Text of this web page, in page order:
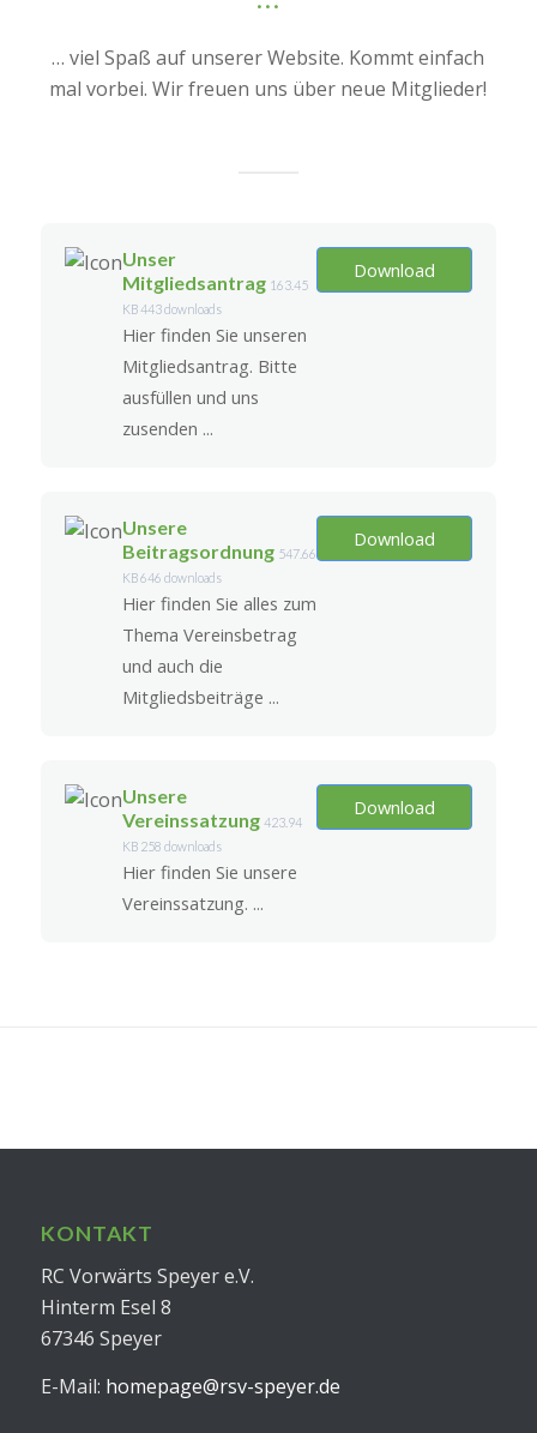
… viel Spaß auf unserer Website. Kommt einfach
mal vorbei. Wir freuen uns über neue Mitglieder!
Unser
Mitgliedsantrag 163.45
KB443 downloads
Hier finden Sie unseren
Mitgliedsantrag. Bitte
ausfüllen und uns
zusenden ...
Download
Unsere
Beitragsordnung 547.66
KB646 downloads
Hier finden Sie alles zum
Thema Vereinsbetrag
und auch die
Mitgliedsbeiträge ...
Download
Unsere
Vereinssatzung 423.94
KB 258 downloads
Hier finden Sie unsere
Vereinssatzung. ...
Download
KONTAKT
RC Vorwärts Speyer e.V.
Hinterm Esel 8
67346 Speyer
E-Mail: homepage@rsv-speyer.de